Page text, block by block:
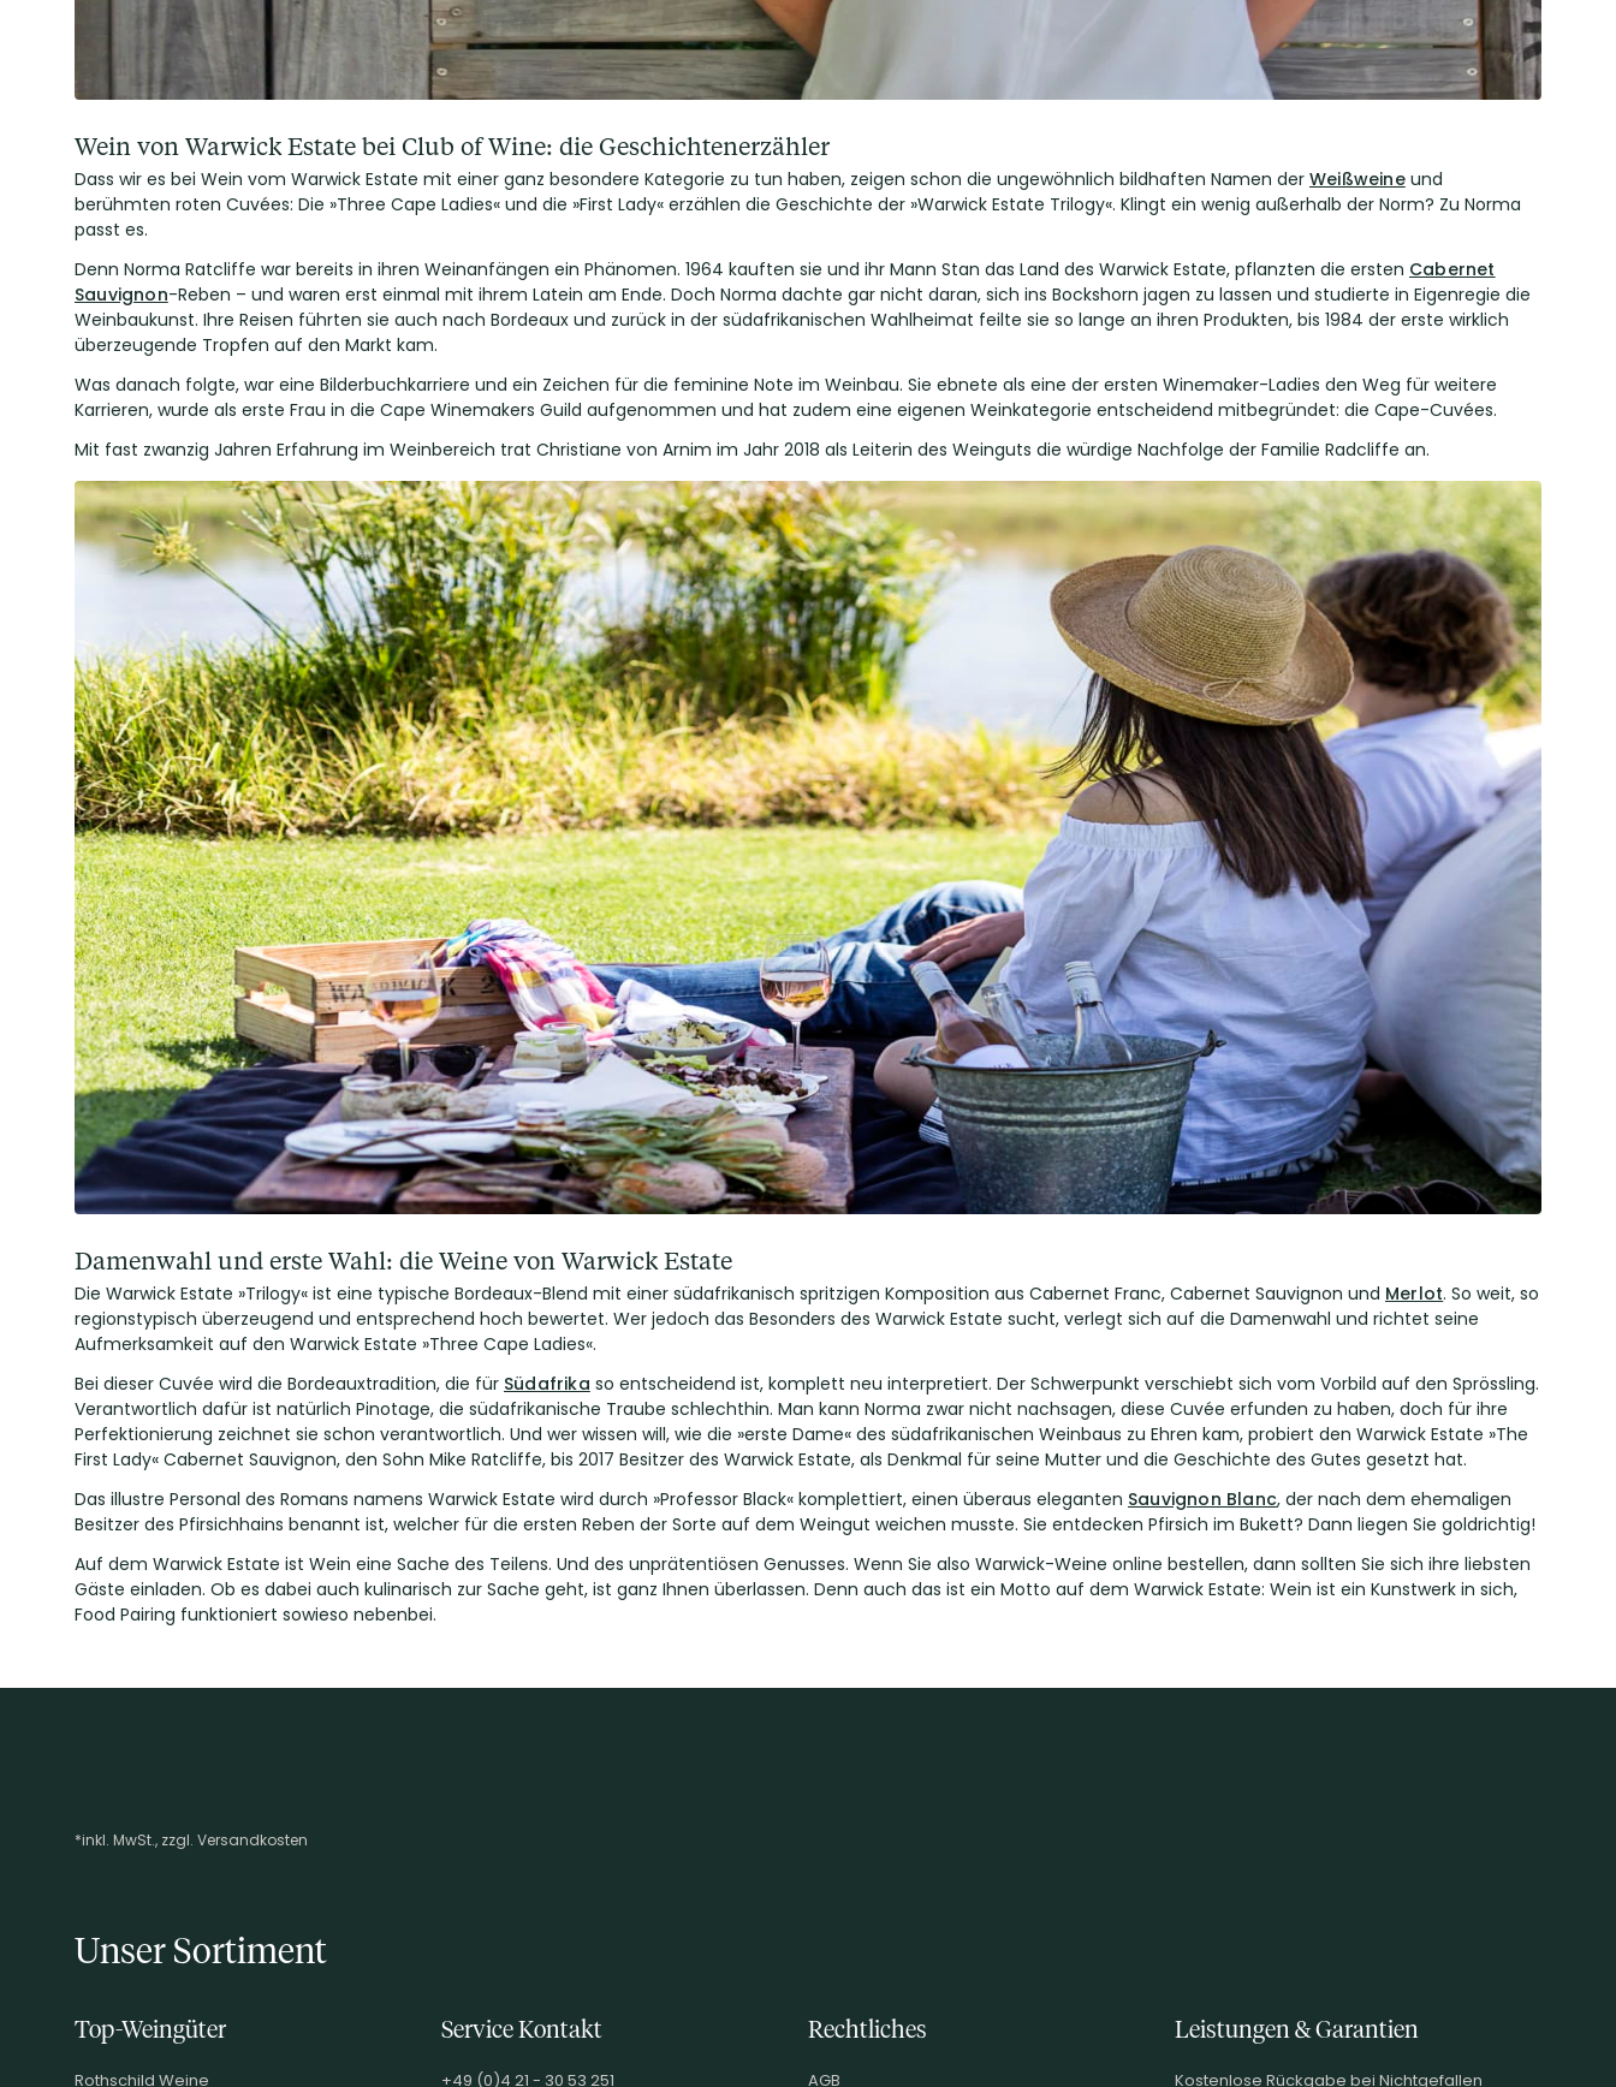
Wein von Warwick Estate bei Club of Wine: die Geschichtenerzähler
Dass wir es bei Wein vom Warwick Estate mit einer ganz besondere Kategorie zu tun haben, zeigen schon die ungewöhnlich bildhaften Namen der Weißweineund
berühmten roten Cuvées: Die »Three Cape Ladies« und die »First Lady« erzählen die Geschichte der »Warwick Estate Trilogy«. Klingt ein wenig außerhalb der Norm? Zu Norma
passt es.
Denn Norma Ratcliffe war bereits in ihren Weinanfängen ein Phänomen. 1964 kauften sie und ihr Mann Stan das Land des Warwick Estate, pflanzten die ersten Cabernet
Sauvignon-Reben – und waren erst einmal mit ihrem Latein am Ende. Doch Norma dachte gar nicht daran, sich ins Bockshorn jagen zu lassen und studierte in Eigenregie die
Weinbaukunst. Ihre Reisen führten sie auch nach Bordeaux und zurück in der südafrikanischen Wahlheimat feilte sie so lange an ihren Produkten, bis 1984 der erste wirklich
überzeugende Tropfen auf den Markt kam.
Was danach folgte, war eine Bilderbuchkarriere und ein Zeichen für die feminine Note im Weinbau. Sie ebnete als eine der ersten Winemaker-Ladies den Weg für weitere
Karrieren, wurde als erste Frau in die Cape Winemakers Guild aufgenommen und hat zudem eine eigenen Weinkategorie entscheidend mitbegründet: die Cape-Cuvées.
Mit fast zwanzig Jahren Erfahrung im Weinbereich trat Christiane von Arnim im Jahr 2018 als Leiterin des Weinguts die würdige Nachfolge der Familie Radcliffe an.
Damenwahl und erste Wahl: die Weine von Warwick Estate
Die Warwick Estate »Trilogy« ist eine typische Bordeaux-Blend mit einer südafrikanisch spritzigen Komposition aus Cabernet Franc, Cabernet Sauvignon und Merlot. So weit, so
regionstypisch überzeugend und entsprechend hoch bewertet. Wer jedoch das Besonders des Warwick Estate sucht, verlegt sich auf die Damenwahl und richtet seine
Aufmerksamkeit auf den Warwick Estate »Three Cape Ladies«.
Bei dieser Cuvée wird die Bordeauxtradition, die für Südafrika so entscheidend ist, komplett neu interpretiert. Der Schwerpunkt verschiebt sich vom Vorbild auf den Sprössling.
Verantwortlich dafür ist natürlich Pinotage, die südafrikanische Traube schlechthin. Man kann Norma zwar nicht nachsagen, diese Cuvée erfunden zu haben, doch für ihre
Perfektionierung zeichnet sie schon verantwortlich. Und wer wissen will, wie die »erste Dame« des südafrikanischen Weinbaus zu Ehren kam, probiert den Warwick Estate »The
First Lady« Cabernet Sauvignon, den Sohn Mike Ratcliffe, bis 2017 Besitzer des Warwick Estate, als Denkmal für seine Mutter und die Geschichte des Gutes gesetzt hat.
Das illustre Personal des Romans namens Warwick Estate wird durch »Professor Black« komplettiert, einen überaus eleganten Sauvignon Blanc, der nach dem ehemaligen
Besitzer des Pfirsichhains benannt ist, welcher für die ersten Reben der Sorte auf dem Weingut weichen musste. Sie entdecken Pfirsich im Bukett? Dann liegen Sie goldrichtig!
Auf dem Warwick Estate ist Wein eine Sache des Teilens. Und des unprätentiösen Genusses. Wenn Sie also Warwick-Weine online bestellen, dann sollten Sie sich ihre liebsten
Gäste einladen. Ob es dabei auch kulinarisch zur Sache geht, ist ganz Ihnen überlassen. Denn auch das ist ein Motto auf dem Warwick Estate: Wein ist ein Kunstwerk in sich,
Food Pairing funktioniert sowieso nebenbei.
Footer-Menü
*inkl. MwSt., zzgl. Versandkosten
Unser Sortiment
Top-Weingüter
Rothschild Weine
Service Kontakt
+49 (0)4 21 - 30 53 251
Rechtliches
AGB
Leistungen & Garantien
Kostenlose Rückgabe bei Nichtgefallen